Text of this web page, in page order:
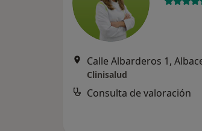
Calle Albarderos 1,
Clinisalud
Consulta de valoración